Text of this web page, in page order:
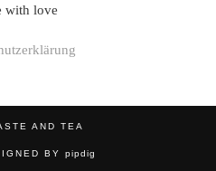
with love
AND TEA
BY pipdig